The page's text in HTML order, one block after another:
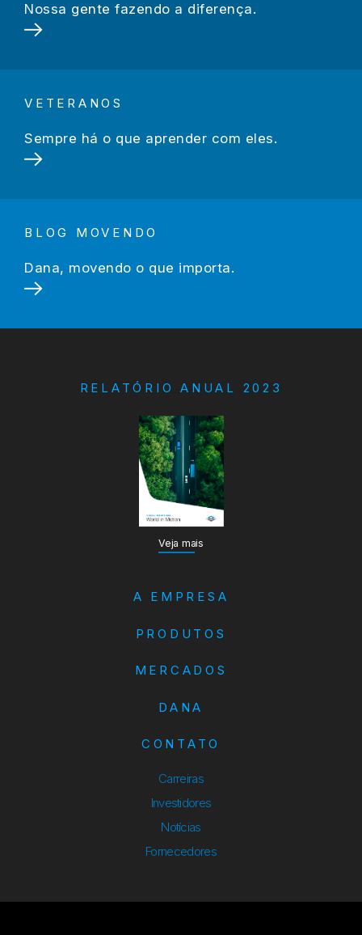
Nossa gente fazendo a diferença.
VETERANOS
Sempre há o que aprender com eles.
BLOG MOVENDO
Dana, movendo o que importa.
RELATÓRIO ANUAL 2023
Veja mais
A EMPRESA
PRODUTOS
MERCADOS
DANA
CONTATO
Carreiras
Investidores
Notícias
Fornecedores